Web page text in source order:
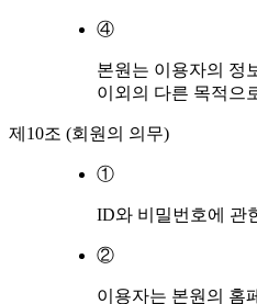
④
본원는 이용자의 정
이외의 다른 목적으
제10조 (회원의 의무)
①
ID와 비밀번호에 관
②
이용자는 본원의 홈